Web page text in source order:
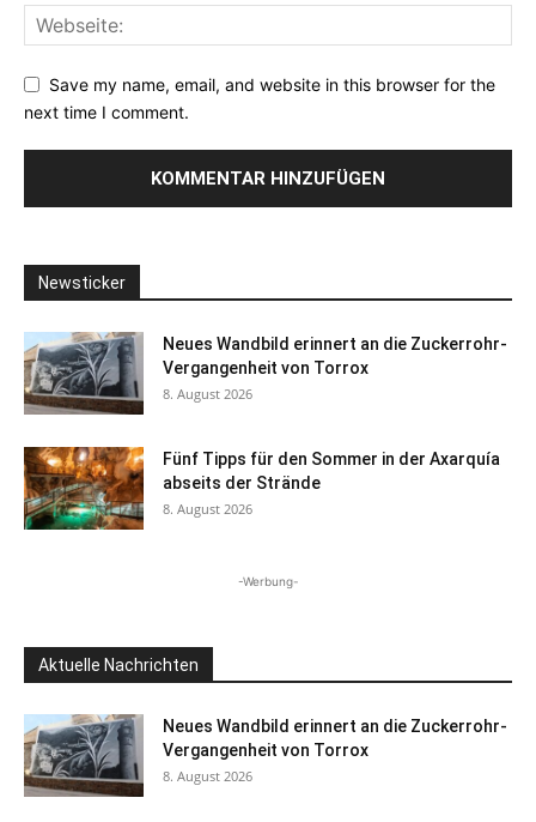
Save my name, email, and website in this browser for the
next time I comment.
Newsticker
Neues Wandbild erinnert an die Zuckerrohr-
Vergangenheit von Torrox
8. August 2026
Fünf Tipps für den Sommer in der Axarquía
abseits der Strände
8. August 2026
-Werbung-
Aktuelle Nachrichten
Neues Wandbild erinnert an die Zuckerrohr-
Vergangenheit von Torrox
8. August 2026